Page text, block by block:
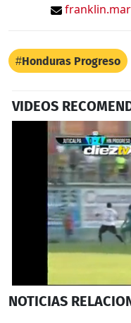
Honduras Progreso
VIDEOS
seconds
NOTICIAS